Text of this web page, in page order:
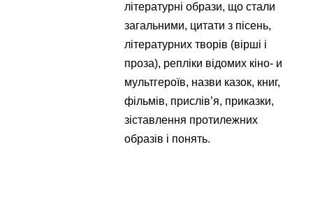
літературні образи, що стали
загальними, цитати з пісень,
літературних творів (вірші і
проза), репліки відомих кіно- и
мультгероїв, назви казок, книг,
фільмів, прислів’я, приказки,
зіставлення протилежних
образів і понять.